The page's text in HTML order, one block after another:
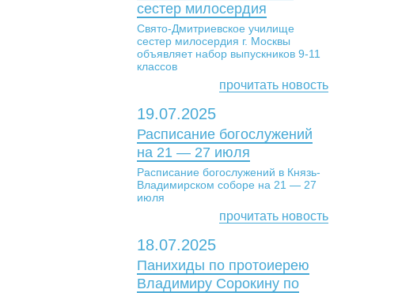
сестер милосердия
Свято-Дмитриевское училище
сестер милосердия г. Москвы
объявляет набор выпускников 9-11
классов
прочитать новость
19.07.2025
Расписание богослужений
на 21 — 27 июля
Расписание богослужений в Князь-
Владимирском соборе на 21 — 27
июля
прочитать новость
18.07.2025
Панихиды по протоиерею
Владимиру Сорокину по